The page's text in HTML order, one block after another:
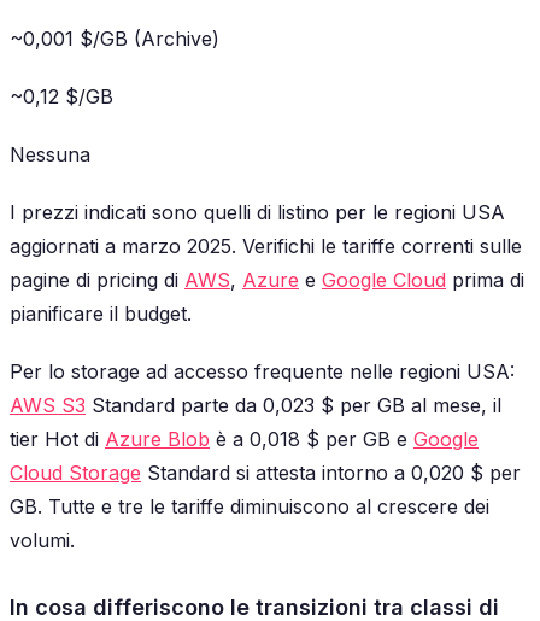
~0,001 $/GB (Archive)
~0,12 $/GB
Nessuna
I prezzi indicati sono quelli di listino per le regioni USA
aggiornati a marzo 2025. Verifichi le tariffe correnti sulle
pagine di pricing di AWS, Azure e Google Cloud prima di
pianificare il budget.
Per lo storage ad accesso frequente nelle regioni USA:
AWS S3 Standard parte da 0,023 $ per GB al mese, il
tier Hot di Azure Blob è a 0,018 $ per GB e Google
Cloud Storage Standard si attesta intorno a 0,020 $ per
GB. Tutte e tre le tariffe diminuiscono al crescere dei
volumi.
In cosa differiscono le transizioni tra classi di